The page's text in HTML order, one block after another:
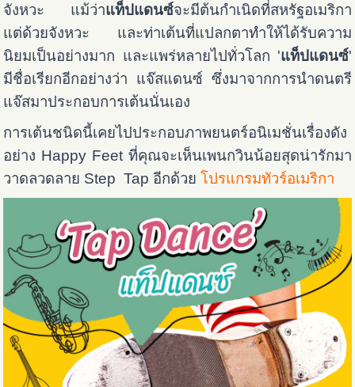
จังหวะ แม้ว่าแท็ปแดนซ์จะมีต้นกำเนิดที่สหรัฐอเมริกา
แต่ด้วยจังหวะ และท่าเต้นที่แปลกตาทำให้ได้รับความ
นิยมเป็นอย่างมาก และแพร่หลายไปทั่วโลก 'แท็ปแดนซ์'
มีชื่อเรียกอีกอย่างว่า แจ๊สแดนซ์ ซึ่งมาจากการนำดนตรี
แจ๊สมาประกอบการเต้นนั่นเอง
การเต้นชนิดนี้เคยไปประกอบภาพยนตร์อนิเมชั่นเรื่องดัง
อย่าง Happy Feet ที่คุณจะเห็นเพนกวินน้อยสุดน่ารักมา
วาดลวดลาย Step Tap อีกด้วยโปรแกรมทัวร์อเมริกา